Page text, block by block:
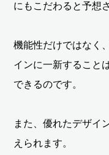
にもこだわると予想
機能性だけではなく
インに一新すること
できるのです。
また、優れたデザイ
えられます。